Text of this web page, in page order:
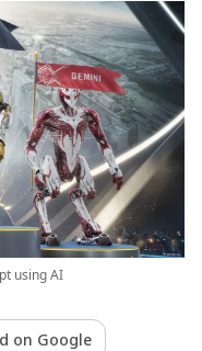
using AI
on Google